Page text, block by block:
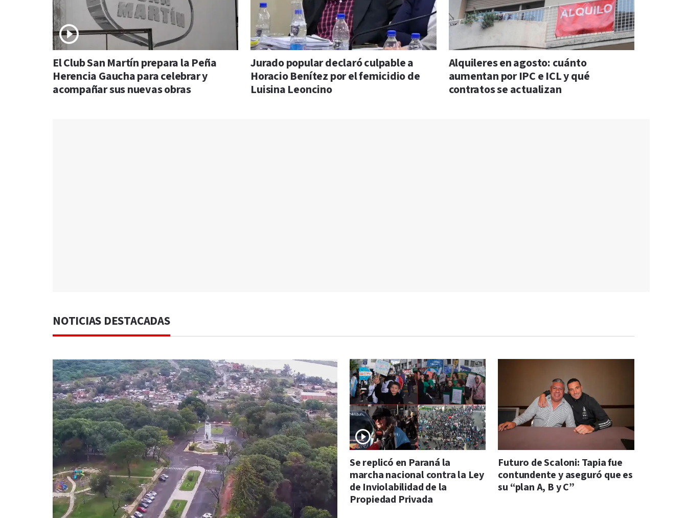
El Club San Martín prepara la Peña
Herencia Gaucha para celebrar y
acompañar sus nuevas obras
Jurado popular declaró culpable a
Horacio Benítez por el femicidio de
Luisina Leoncino
Alquileres en agosto: cuánto
aumentan por IPC e ICL y qué
contratos se actualizan
NOTICIAS DESTACADAS
Se replicó en Paraná la
marcha nacional contra la Ley
de Inviolabilidad de la
Propiedad Privada
Futuro de Scaloni: Tapia fue
contundente y aseguró que es
su “plan A, B y C”